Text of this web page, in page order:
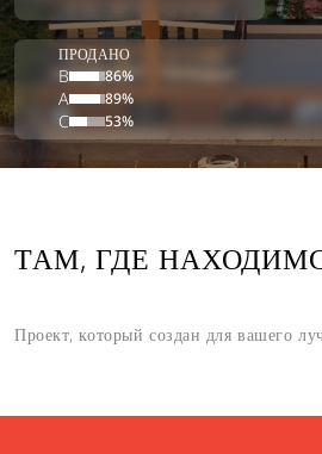
ОСТАВЬТЕ НАМ
НОМЕР 🚀
Наш эксперт по
поможет вам выбрать
Отправлять
ПРОДАНО
B 86%
A 89%
C 53%
ТАМ, ГДЕ
Проект, который создан для вашего